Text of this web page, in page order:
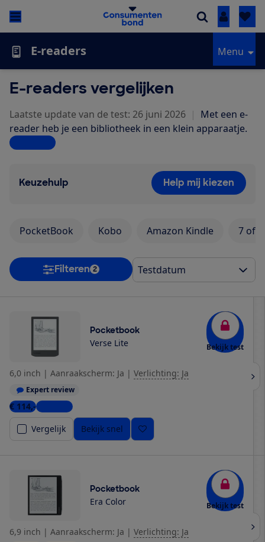
Inloggen
E-readers Menu
E-readers vergelijken
Laatste update van de test: 26 juni 2026 | Met een e-
reader heb je een bibliotheek in een klein apparaatje.
Lees meer
Keuzehulp Help mij kiezen
PocketBook Kobo Amazon Kindle 7 of
Filteren 2
Pocketbook
Verse Lite Bekijk test
6,0 inch | Aanraakscherm: Ja | Verlichting: Ja
Expert review
€ 114,-5 winkels
Vergelijk
Bekijk snel
Pocketbook
Era Color Bekijk test
6,9 inch | Aanraakscherm: Ja | Verlichting: Ja